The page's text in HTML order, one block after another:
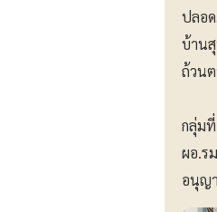
ปลอ
บ้านสุ
ถ้วน
กลุ่ม
ผอ.ร
อนุญ